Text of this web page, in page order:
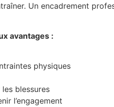
Un encadrement
avantages :
physiques
blessures
l’engagement